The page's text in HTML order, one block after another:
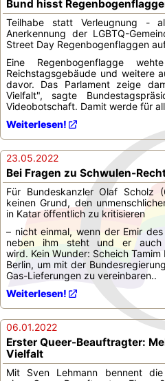
Bund hisst
Teilhabe statt Verleugnung -
Anerkennung der LGBTQ-
Street Day Regenbogenflaggen
Eine Regenbogenflagge
Reichstagsgebäude und weitere
davor. Das Parlament zeige
Vielfalt", sagte
Videobotschaft. Damit werde für
Weiterlesen!
23.05.2022
Bei Fragen zu Schwulen-
Für Bundeskanzler Olaf Scholz
keinen Grund, den
in Katar öffentlich zu kritisieren
– nicht einmal, wenn der Emir
neben ihm steht und er auch
wird. Kein Wunder: Scheich
Berlin, um mit der
Gas-Lieferungen zu vereinbaren..
Weiterlesen!
06.01.2022
Erster Queer-Beauftragter:
Vielfalt
Mit Sven Lehmann bennent die